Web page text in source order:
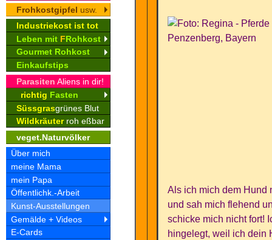
Frohkostgipfel usw.
Industriekost ist tot
Leben mit FRohkost
Gourmet Rohkost
Einkaufstips
Parasiten Aliens in dir!
richtig Fasten
Süssgrasgrünes Blut
Wildkräuterroh eßbar
veget.Naturvölker
Über mich
meine Mama
mein Papa
Öffentlichk.-Arbeit
Kunst-Ausstellungen
Gemälde + Videos
E-Cards
Als ich mich dem Hund
und sah mich flehend
schicke mich nicht fort!
hingelegt, weil ich dein